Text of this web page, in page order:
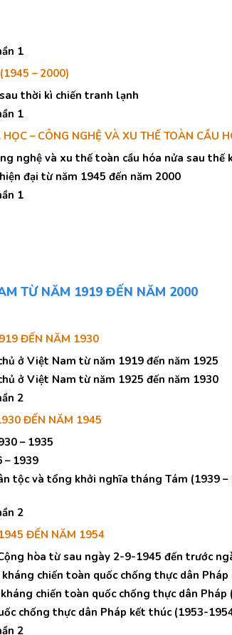
1
– 2000)
thời kì chiến tranh lạnh
1
– CÔNG NGHỆ VÀ XU THẾ TOÀN CẦU
nghệ và xu thế toàn cầu hóa nửa sau thế
đại từ năm 1945 đến năm 2000
1
TỪ NĂM 1919 ĐẾN NĂM 2000
ĐẾN NĂM 1930
ở Việt Nam từ năm 1919 đến năm 1925
ở Việt Nam từ năm 1925 đến năm 1930
2
ĐẾN NĂM 1945
– 1935
– 1939
tộc và tổng khởi nghĩa tháng Tám (1939 –
2
ĐẾN NĂM 1954
hòa từ sau ngày 2-9-1945 đến trước
chiến toàn quốc chống thực dân
chiến toàn quốc chống thực dân Pháp
chống thực dân Pháp kết thúc (1953-
2